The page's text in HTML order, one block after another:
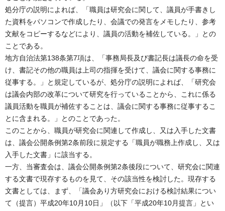
処分庁の説明によれば、「職員は研究会に関して、議員が手書きし
た資料をパソコンで作成したり、会議での発言をメモしたり、参考
文献をコピーするなどにより、議員の活動を補佐している。」との
ことである。
地方自治法第138条第7項は、「事務局長及び書記長は議長の命を受
け、書記その他の職員は上司の指揮を受けて、議会に関する事務に
従事する。」と規定しているが、処分庁の説明によれば、「研究会
は議会内部の改革について研究を行っていることから、これに係る
議員活動を職員が補佐することは、議会に関する事務に従事するこ
とに含まれる。」とのことであった。
このことから、職員が研究会に関連して作成し、又は入手した文書
は、議会公開条例第2条前段に規定する「職員が職務上作成し、又は
入手した文書」に該当する。
一方、当審査会は、議会公開条例第2条後段について、研究会に関連
する文書で現存するものを見て、その該当性を検討した。現存する
文書としては、まず、「議会あり方研究会における検討結果につい
て（提言）平成20年10月10日」（以下「平成20年10月提言」とい